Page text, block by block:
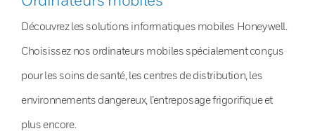
Découvrez les solutions informatiques mobiles Honeywell.
Choisissez nos ordinateurs mobiles spécialement conçus
pour les soins de santé, les centres de distribution, les
environnements dangereux, l’entreposage frigorifique et
plus encore.